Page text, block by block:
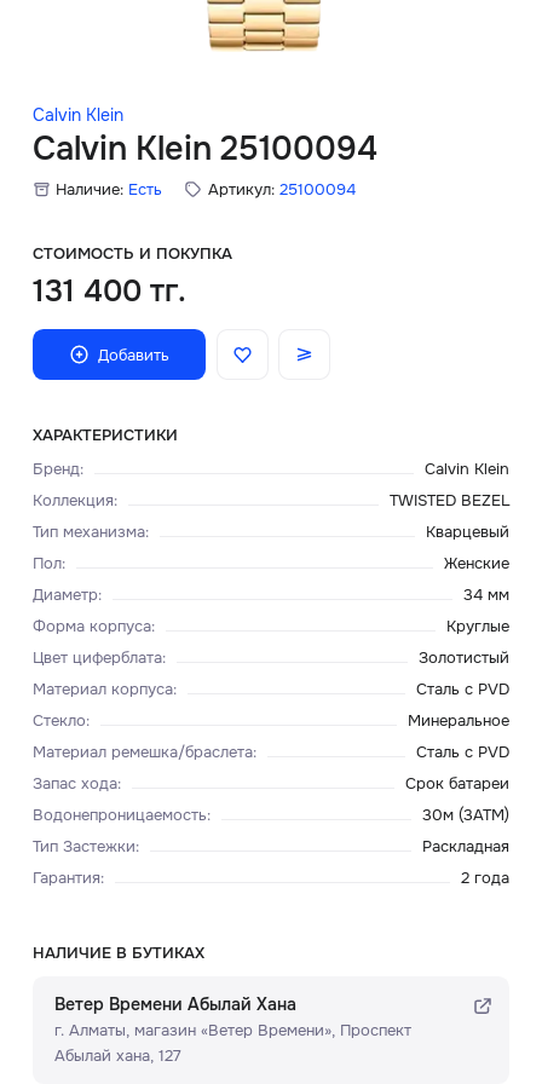
Calvin Klein
Calvin Klein 25100094
Наличие: Есть Артикул: 25100094
СТОИМОСТЬ И ПОКУПКА
131 400 тг.
Добавить
ХАРАКТЕРИСТИКИ
Бренд:
Calvin Klein
Коллекция:
TWISTED BEZEL
Тип механизма:
Кварцевый
Пол:
Женские
Диаметр:
34 мм
Форма корпуса:
Круглые
Цвет циферблата:
Золотистый
Материал корпуса:
Сталь с PVD
Стекло:
Минеральное
Материал ремешка/браслета:
Сталь с PVD
Запас хода:
Срок батареи
Водонепроницаемость:
30м (3ATM)
Тип Застежки:
Раскладная
Гарантия: 2 года
НАЛИЧИЕ В БУТИКАХ
Ветер Времени Абылай Хана
г. Алматы, ​магазин «Ветер Времени»​, Проспект
Абылай хана, 127
Скидки
Главная
О нас